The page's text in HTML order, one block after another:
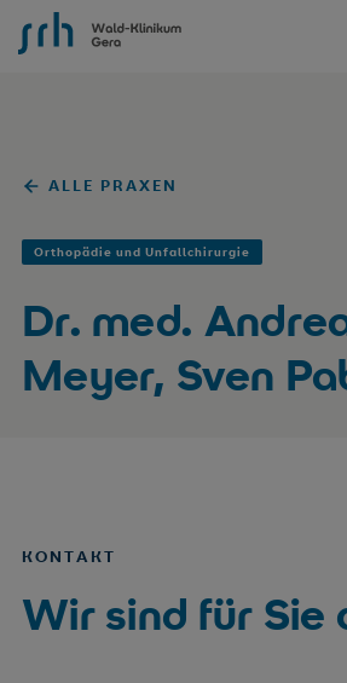
SRH Wald-Klinikum Gera
ALLE PRAXEN
Orthopädie und Unfallchirurgie
Dr. med.
Meyer, Sven
KONTAKT
Wir sind für Sie